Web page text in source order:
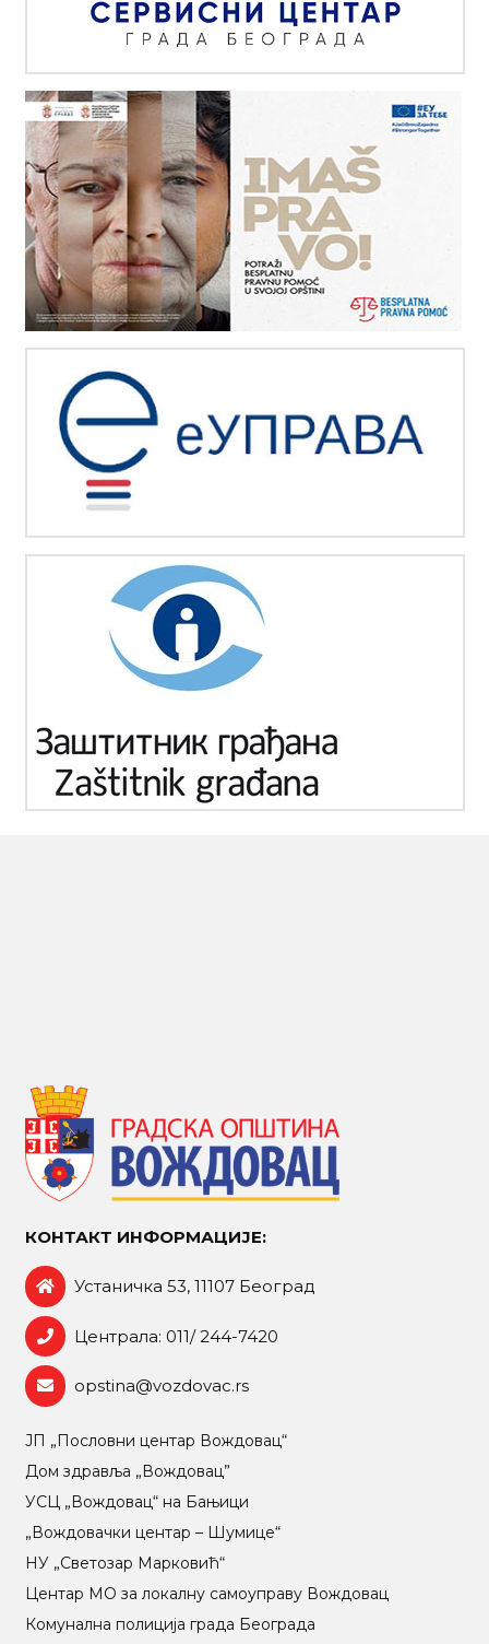
КОНТАКТ ИНФОРМАЦИЈЕ:
Устаничка 53, 11107 Београд
Централа: 011/ 244-7420
opstina@vozdovac.rs
ЈП „Пословни центар Вождовац“
Дом здравља „Вождовац”
УСЦ „Вождовац“ на Бањици
„Вождовачки центар – Шумице“
НУ „Светозар Марковић“
Центар МO за локалну самоуправу Вождовац
Комунална полиција града Београда